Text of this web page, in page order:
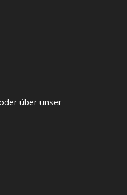
über unser